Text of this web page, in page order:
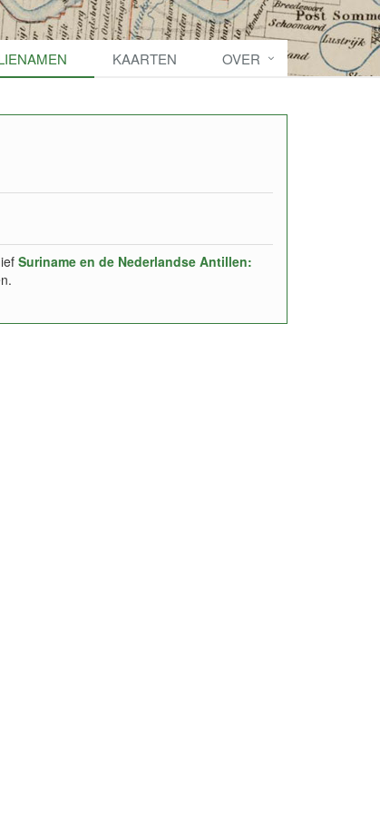
KAARTEN OVER
Suriname en de Nederlandse Antillen: